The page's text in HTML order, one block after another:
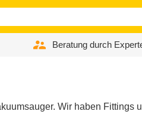
Beratung durch
Wir haben Fittings